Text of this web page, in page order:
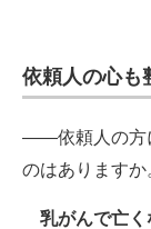
依頼人の心も
――依頼人の方
のはありますか
乳がんで亡